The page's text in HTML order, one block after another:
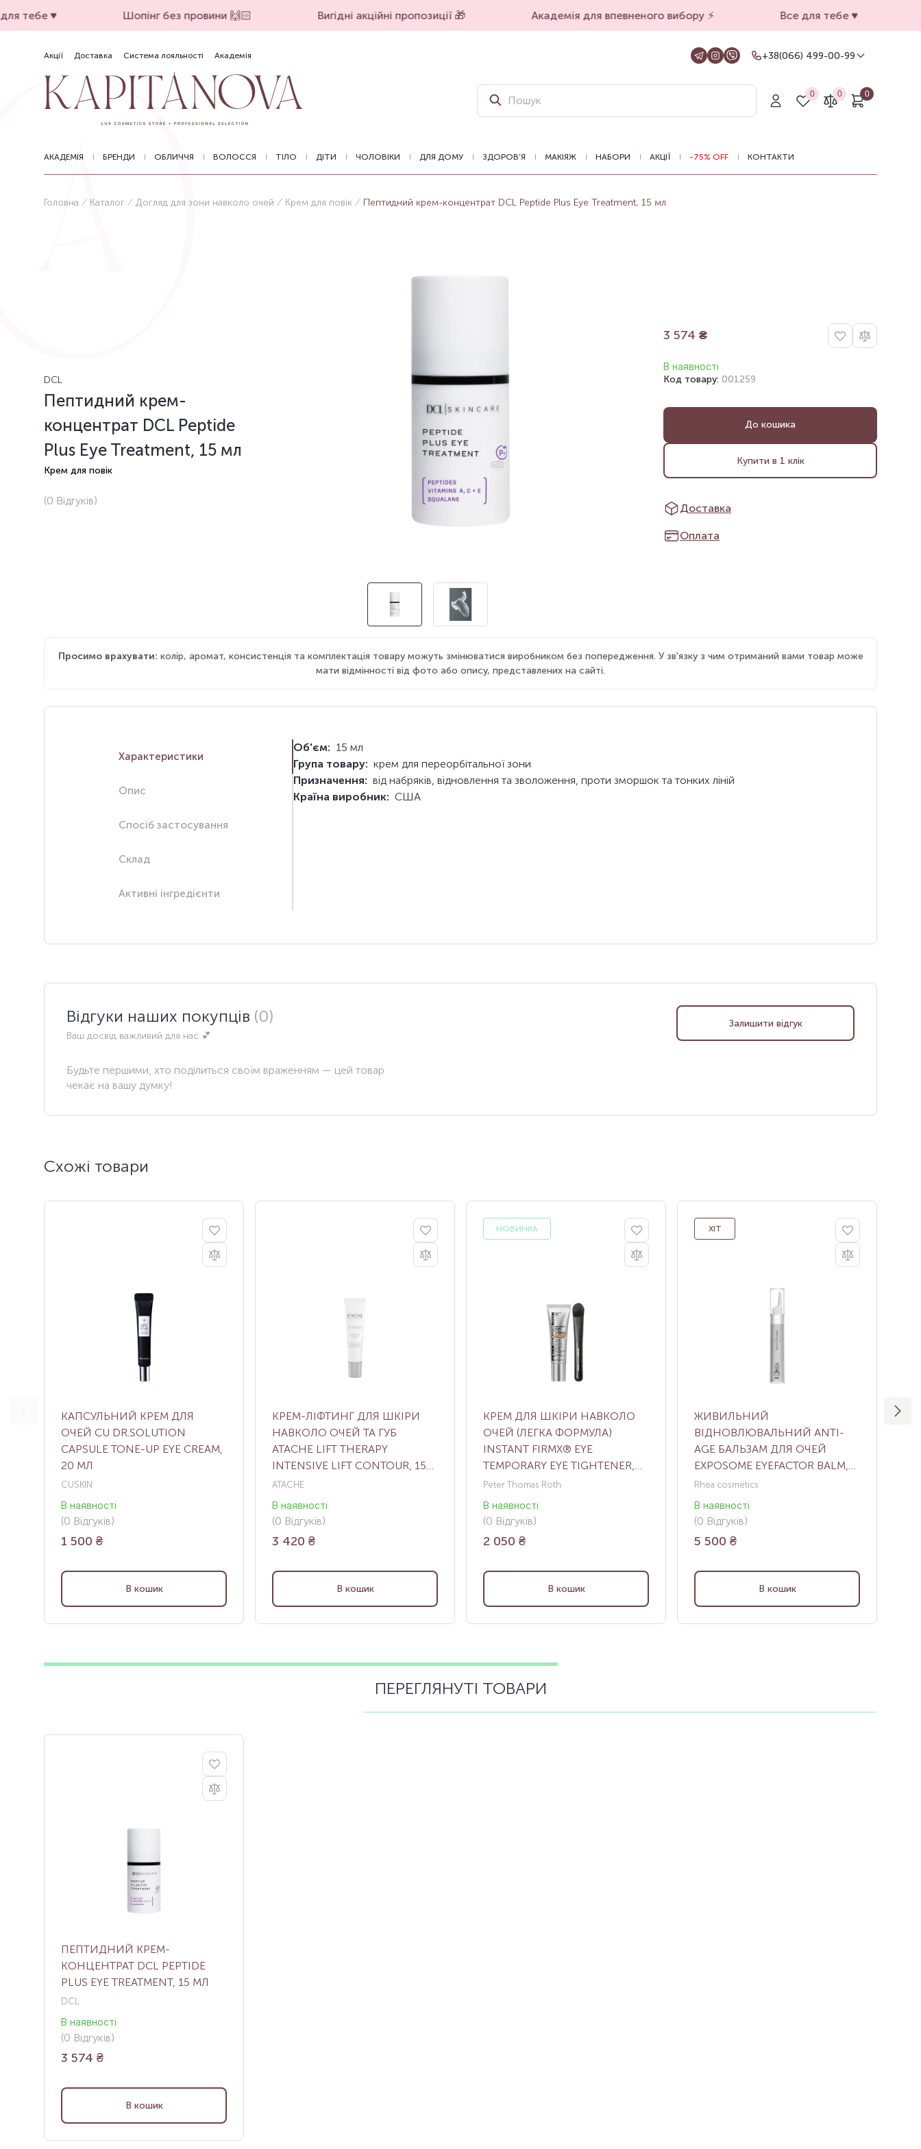
тебе ♥️ Шопінг без провини 🙌🏻 Вигідні акційні пропозиції 🎁 Академія для впевненого вибору ⚡️ Все для тебе ♥️
Акції Доставка Система лояльності Академія
+38(066) 499-00-99
Для замовлень на сайті
+38(099) 069-90-00
Магазин Харків
Оформлення замовлень на сайті
0 0 0
АКАДЕМІЯ БРЕНДИ ОБЛИЧЧЯ ВОЛОССЯ ТІЛО ДІТИ ЧОЛОВІКИ ДЛЯ ДОМУ ЗДОРОВ'Я МАКІЯЖ НАБОРИ АКЦІЇ -75% OFF КОНТАКТИ
Головна Каталог Догляд для зони навколо очей Крем для повік Пептидний крем-концентрат DCL Peptide Plus Eye Treatment, 15 мл
DCL
Пептидний крем-
концентрат DCL Peptide
Plus Eye Treatment, 15 мл
Крем для повік
(0 Відгуків)
3 574 ₴
В наявності
Код товару: 001259
До кошика
Купити в 1 клік
Доставка
Оплата
Просимо врахувати: колір, аромат, консистенція та комплектація товару можуть змінюватися виробником без попередження. У зв'язку з чим отриманий вами товар може
мати відмінності від фото або опису, представлених на сайті.
Характеристики
Опис
Спосіб застосування
Склад
Активні інгредієнти
Об'єм: 15 мл
Група товару: крем для переорбітальної зони
Призначення: від набряків, відновлення та зволоження, проти зморшок та тонких ліній
Країна виробник: США
Відгуки наших покупців (0)
Ваш досвід важливий для нас 💕
Залишити відгук
Будьте першими, хто поділиться своїм враженням — цей товар
чекає на вашу думку!
Схожі товари
КАПСУЛЬНИЙ КРЕМ ДЛЯ
ОЧЕЙ CU DR.SOLUTION
CAPSULE TONE-UP EYE CREAM,
20 МЛ
CUSKIN
В наявності
(0 Відгуків)
1 500 ₴
В кошик
КРЕМ-ЛІФТИНГ ДЛЯ ШКІРИ
НАВКОЛО ОЧЕЙ ТА ГУБ
ATACHE LIFT THERAPY
INTENSIVE LIFT CONTOUR, 15
МЛ
ATACHE
В наявності
(0 Відгуків)
3 420 ₴
В кошик
НОВИНКА
КРЕМ ДЛЯ ШКІРИ НАВКОЛО
ОЧЕЙ (ЛЕГКА ФОРМУЛА)
INSTANT FIRMX® EYE
TEMPORARY EYE TIGHTENER,
20 МЛ
Peter Thomas Roth
В наявності
(0 Відгуків)
2 050 ₴
В кошик
ХІТ
ЖИВИЛЬНИЙ
ВІДНОВЛЮВАЛЬНИЙ ANTI-
AGE БАЛЬЗАМ ДЛЯ ОЧЕЙ
EXPOSOME EYEFACTOR BALM,
15 МЛ
Rhea cosmetics
В наявності
(0 Відгуків)
5 500 ₴
В кошик
ПЕРЕГЛЯНУТІ ТОВАРИ
ПЕПТИДНИЙ КРЕМ-
КОНЦЕНТРАТ DCL PEPTIDE
PLUS EYE TREATMENT, 15 МЛ
DCL
В наявності
(0 Відгуків)
3 574 ₴
В кошик